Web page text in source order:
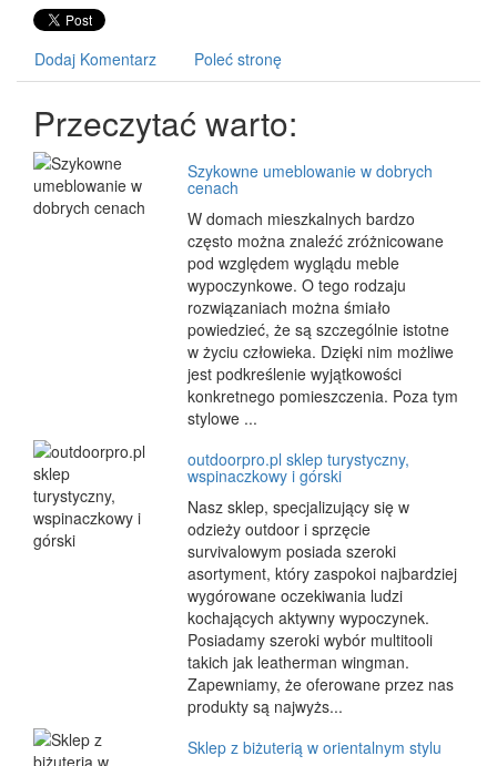
Dodaj Komentarz Poleć stronę
Przeczytać warto:
Szykowne umeblowanie w dobrych
cenach
W domach mieszkalnych bardzo
często można znaleźć zróżnicowane
pod względem wyglądu meble
wypoczynkowe. O tego rodzaju
rozwiązaniach można śmiało
powiedzieć, że są szczególnie istotne
w życiu człowieka. Dzięki nim możliwe
jest podkreślenie wyjątkowości
konkretnego pomieszczenia. Poza tym
stylowe ...
outdoorpro.pl sklep turystyczny,
wspinaczkowy i górski
Nasz sklep, specjalizujący się w
odzieży outdoor i sprzęcie
survivalowym posiada szeroki
asortyment, który zaspokoi najbardziej
wygórowane oczekiwania ludzi
kochających aktywny wypoczynek.
Posiadamy szeroki wybór multitooli
takich jak leatherman wingman.
Zapewniamy, że oferowane przez nas
produkty są najwyżs...
Sklep z biżuterią w orientalnym stylu